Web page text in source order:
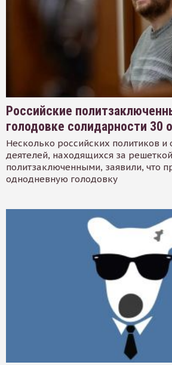
Российские
голодовке солидарности 30
Несколько российских политиков
деятелей, находящихся за
политзаключенными, заявили, что
однодневную голодовку